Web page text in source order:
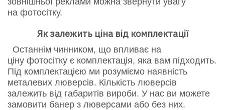
на фотосітку.
Як залежить ціна від комплектації
Останнім чинником, що впливає на
ціну фотосітку є комплектація, яка вам підходить.
Під комплектацією ми розуміємо наявність
металевих люверсів. Кількість люверсів
залежить від габаритів вироби. У нас ви можете
замовити банер з люверсами або без них.